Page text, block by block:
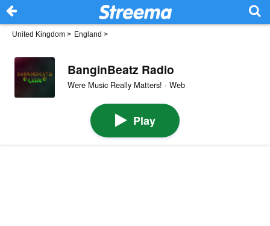
United Kingdom > England >
BanginBeatz Radio
Were Music Really Matters! · Web
Play